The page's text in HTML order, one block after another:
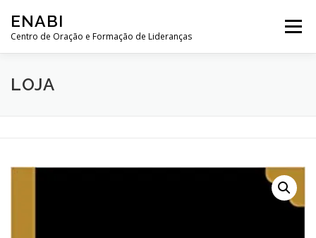
paraENABI
Centro de Oração e Formação de Lideranças
Menu
HISTÓRIA
LOJA